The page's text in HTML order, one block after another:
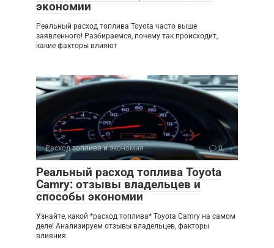
экономии
Реальный расход топлива Toyota часто выше
заявленного! Разбираемся, почему так происходит,
какие факторы влияют
Расход топлива и экономия 0
Реальный расход топлива Toyota
Camry: отзывы владельцев и
способы экономии
Узнайте, какой *расход топлива* Toyota Camry на самом
деле! Анализируем отзывы владельцев, факторы
влияния